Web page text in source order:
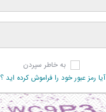
به خاطر سپردن
آیا رمز عبور خود را فراموش کرده اید ؟